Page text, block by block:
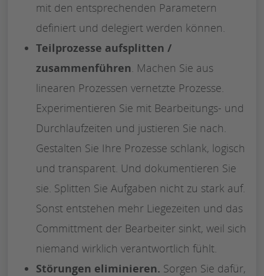
mit den entsprechenden Parametern
definiert und delegiert werden können.
Teilprozesse aufsplitten /
zusammenführen. Machen Sie aus
linearen Prozessen vernetzte Prozesse.
Experimentieren Sie mit Bearbeitungs- und
Durchlaufzeiten und justieren Sie nach.
Gestalten Sie Ihre Prozesse schlank, logisch
und transparent. Und dokumentieren Sie
sie. Splitten Sie Aufgaben nicht zu stark auf.
Sonst entstehen mehr Liegezeiten und das
Committment der Bearbeiter sinkt, weil sich
niemand wirklich verantwortlich fühlt.
Störungen eliminieren. Sorgen Sie dafür,